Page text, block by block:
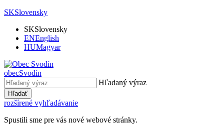
SKSlovensky
SKSlovensky
ENEnglish
HUMagyar
obecSvodín
Hľadaný výraz
Hľadať
rozšírené vyhľadávanie
Spustili sme pre vás nové webové stránky.